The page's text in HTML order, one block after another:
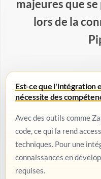
majeures que
lors de la
Est-ce que l'intégration
nécessite des
Avec des outils comme
code, ce qui la rend
techniques. Pour une
connaissances en
requises.